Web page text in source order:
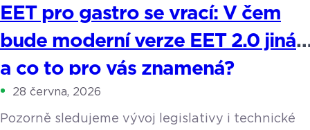
EET pro gastro se vrací: V čem
bude moderní verze EET 2.0 jiná
a co to pro vás znamená?
28 června, 2026
Pozorně sledujeme vývoj legislativy i technické